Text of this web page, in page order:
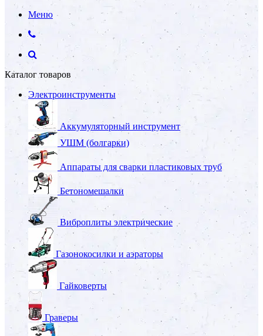
Меню
Каталог товаров
Электроинструменты
Аккумуляторный инструмент
УШМ (болгарки)
Аппараты для сварки пластиковых труб
Бетономешалки
Виброплиты электрические
Газонокосилки и аэраторы
Гайковерты
Граверы